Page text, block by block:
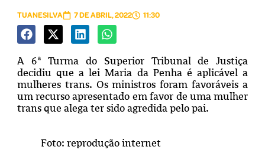
TUANESILVA 7 DE ABRIL, 2022 11:30
A 6ª Turma do Superior Tribunal de Justiça
decidiu que a lei Maria da Penha é aplicável a
mulheres trans. Os ministros foram favoráveis a
um recurso apresentado em favor de uma mulher
trans que alega ter sido agredida pelo pai.
Foto: reprodução internet